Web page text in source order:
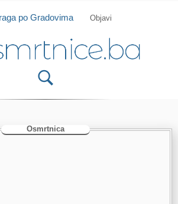
i IOS aplikaciju
po Gradovima Objavi
Osmrtnica